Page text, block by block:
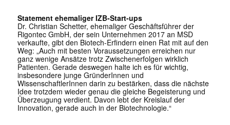
Statement ehemaliger IZB-Start-ups
Dr. Christian Schetter, ehemaliger Geschäftsführer der
Rigontec GmbH, der sein Unternehmen 2017 an MSD
verkaufte, gibt den Biotech-Erfindern einen Rat mit auf den
Weg: „Auch mit besten Voraussetzungen erreichen nur
ganz wenige Ansätze trotz Zwischenerfolgen wirklich
Patienten. Gerade deswegen halte ich es für wichtig,
insbesondere junge GründerInnen und
WissenschaftlerInnen darin zu bestärken, dass die nächste
Idee trotzdem wieder genau die gleiche Begeisterung und
Überzeugung verdient. Davon lebt der Kreislauf der
Innovation, gerade auch in der Biotechnologie.“